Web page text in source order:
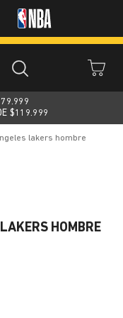
$119.999
lakers hombre
HOMBRE